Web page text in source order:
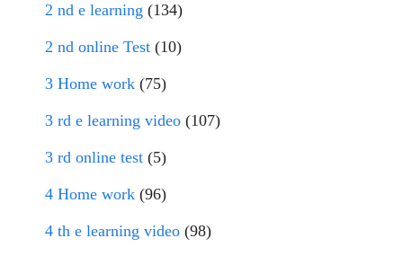
2 nd e learning (134)
2 nd online Test (10)
3 Home work (75)
3 rd e learning video (107)
3 rd online test (5)
4 Home work (96)
4 th e learning video (98)